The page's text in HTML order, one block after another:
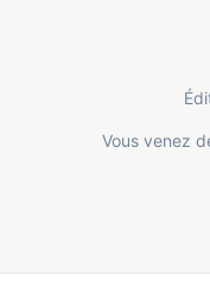
Vous venez